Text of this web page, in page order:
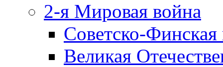
2-я Мировая война
Советско-
Великая